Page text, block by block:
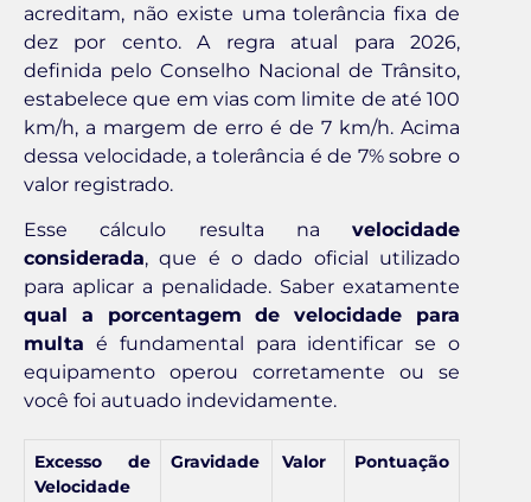
acreditam, não existe uma tolerância fixa de
dez por cento. A regra atual para 2026,
definida pelo Conselho Nacional de Trânsito,
estabelece que em vias com limite de até 100
km/h, a margem de erro é de 7 km/h. Acima
dessa velocidade, a tolerância é de 7% sobre o
valor registrado.
Esse cálculo resulta na velocidade
considerada, que é o dado oficial utilizado
para aplicar a penalidade. Saber exatamente
qual a porcentagem de velocidade para
multa é fundamental para identificar se o
equipamento operou corretamente ou se
você foi autuado indevidamente.
Excesso de
Velocidade
Gravidade Valor Pontuação